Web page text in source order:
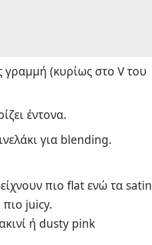
γραμμή (κυρίως στο V του
έντονα.
για blending.
πιο flat ενώ τα satin
πιο juicy.
ή dusty pink